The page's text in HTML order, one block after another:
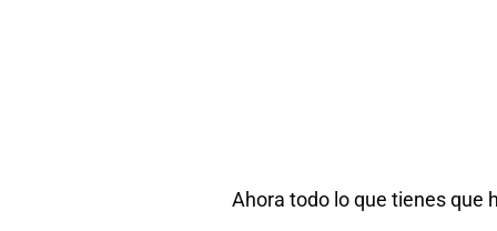
Ahora todo lo que tienes que